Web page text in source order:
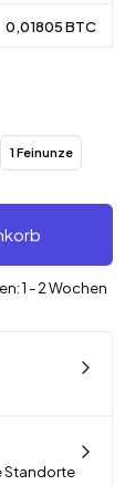
0,01805 BTC
1 Feinunze
1 - 2 Wochen
Standorte